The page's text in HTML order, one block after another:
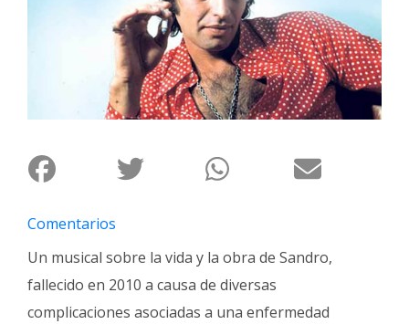
y
Policiales
de
Familia
Clasificados
Comentarios
Un musical sobre la vida y la obra de Sandro,
fallecido en 2010 a causa de diversas
complicaciones asociadas a una enfermedad